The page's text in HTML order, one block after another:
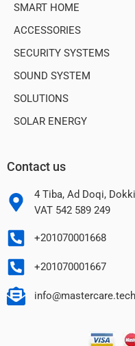
SMART HOME
ACCESSORIES
SECURITY SYSTEMS
SOUND SYSTEM
SOLUTIONS
SOLAR ENERGY
Contact us
4 Tiba, Ad Doqi,
VAT 542 589 249
+201070001668
+201070001667
info@mastercare.tech